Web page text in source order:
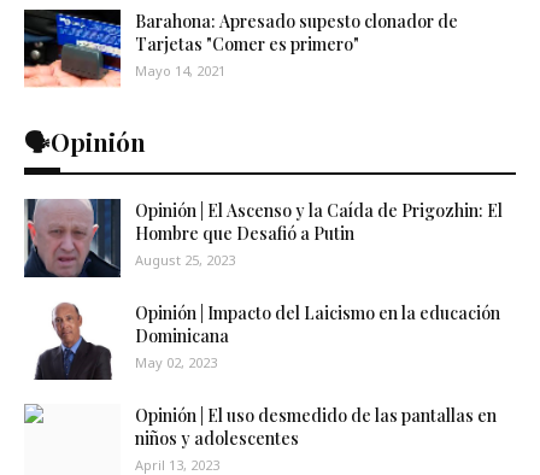
Barahona: Apresado supesto clonador de
Tarjetas "Comer es primero"
Mayo 14, 2021
🗣️Opinión
Opinión | El Ascenso y la Caída de Prigozhin: El
Hombre que Desafió a Putin
August 25, 2023
Opinión | Impacto del Laicismo en la educación
Dominicana
May 02, 2023
Opinión | El uso desmedido de las pantallas en
niños y adolescentes
April 13, 2023